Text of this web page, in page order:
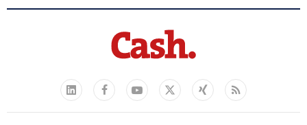
LinkedIn
FacebookYouTube
X
Xing Feed